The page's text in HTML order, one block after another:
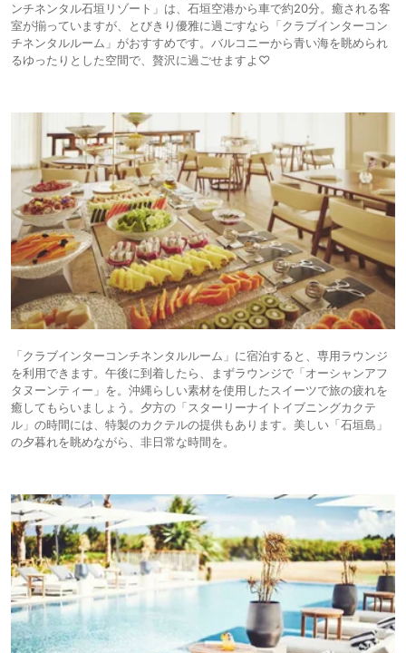
ンチネンタル石垣リゾート」は、石垣空港から車で約20分。癒される客
室が揃っていますが、とびきり優雅に過ごすなら「クラブインターコン
チネンタルルーム」がおすすめです。バルコニーから青い海を眺められ
るゆったりとした空間で、贅沢に過ごせますよ♡
「クラブインターコンチネンタルルーム」に宿泊すると、専用ラウンジ
を利用できます。午後に到着したら、まずラウンジで「オーシャンアフ
タヌーンティー」を。沖縄らしい素材を使用したスイーツで旅の疲れを
癒してもらいましょう。夕方の「スターリーナイトイブニングカクテ
ル」の時間には、特製のカクテルの提供もあります。美しい「石垣島」
の夕暮れを眺めながら、非日常な時間を。